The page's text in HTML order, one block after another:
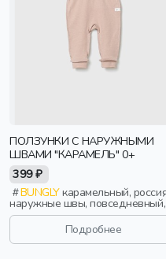
ПОЛЗУНКИ С НАРУЖНЫМИ
ШВАМИ "КАРАМЕЛЬ" 0+
399 ₽
BUNGLYкарамельный, россия,
наружные швы, повседневный,
новорожденные, дети
Подробнее